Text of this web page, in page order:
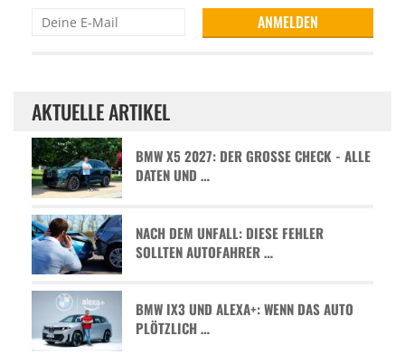
AKTUELLE ARTIKEL
BMW X5 2027: DER GROSSE CHECK - ALLE D
ATEN UND …
NACH DEM UNFALL: DIESE FEHLER
SOLLTEN AUTOFAHRER …
BMW IX3 UND ALEXA+: WENN DAS AUTO
PLÖTZLICH …